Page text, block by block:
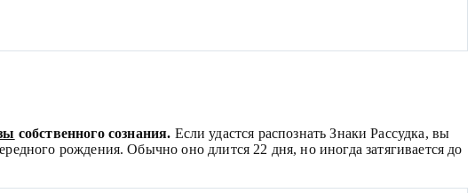
собственного сознания. Если удастся распознать Знаки Рассудка, вы
рождения. Обычно оно длится 22 дня, но иногда затягивается до